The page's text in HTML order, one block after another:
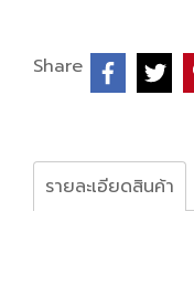
Share
รายละเอียดสินค้า